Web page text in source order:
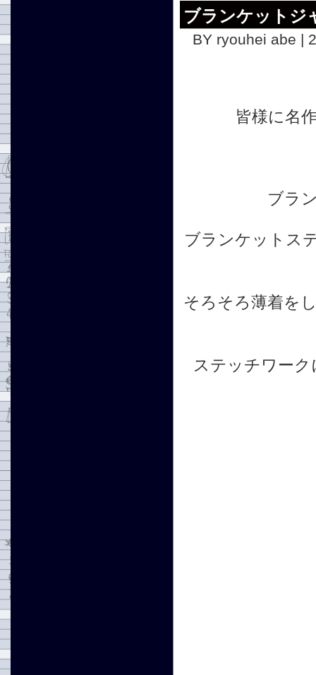
ブランケットジ
BY ryouhei abe |
皆様に名
ブラ
ブランケットス
そろそろ薄着を
ステッチワー